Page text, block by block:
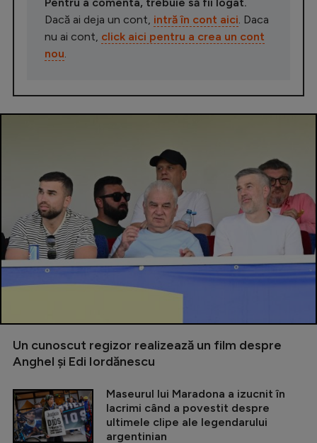
Dacă ai deja un cont, intră în cont aici . Daca
nu ai cont, click aici pentru a crea un cont
nou
Un cunoscut regizor realizează un film despre
Anghel și Edi Iordănescu
Maseurul lui Maradona a izucnit în
lacrimi când a povestit despre
ultimele clipe ale legendarului
argentinian